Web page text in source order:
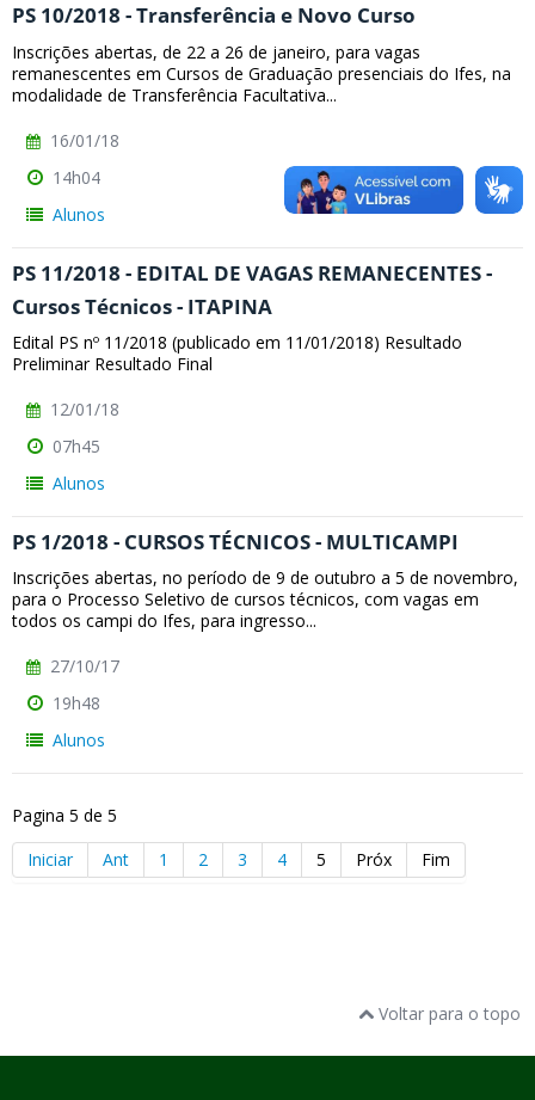
PS 10/2018 - Transferência e Novo Curso
Inscrições abertas, de 22 a 26 de janeiro, para vagas
remanescentes em Cursos de Graduação presenciais do Ifes, na
modalidade de Transferência Facultativa...
16/01/18
14h04
Alunos
PS 11/2018 - EDITAL DE VAGAS REMANECENTES -
Cursos Técnicos - ITAPINA
Edital PS nº 11/2018 (publicado em 11/01/2018) Resultado
Preliminar Resultado Final
12/01/18
07h45
Alunos
PS 1/2018 - CURSOS TÉCNICOS - MULTICAMPI
Inscrições abertas, no período de 9 de outubro a 5 de novembro,
para o Processo Seletivo de cursos técnicos, com vagas em
todos os campi do Ifes, para ingresso...
27/10/17
19h48
Alunos
Pagina 5 de 5
Iniciar
Ant 1 2 3 4 5 Próx Fim
Voltar para o topo